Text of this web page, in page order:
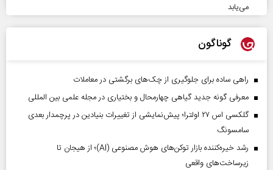
می‌یابد
گوناگون
راهی ساده برای جلوگیری از چک‌های برگشتی در معاملات
معرفی گونه جدید گیاهی چهارمحال و بختیاری در مجله علمی بین المللی
گلکسی اس ۲۷ اولترا؛ پیش‌نمایشی از تغییرات بنیادین در پرچمدار بعدی
سامسونگ
رشد خیره‌کننده بازار توکن‌های هوش مصنوعی (AI)؛ از هیجان تا
زیرساخت‌های واقعی